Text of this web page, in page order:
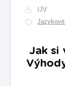
IJV
Jak si